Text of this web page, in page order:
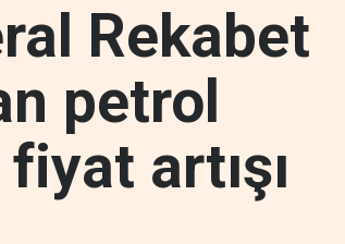
Rekabet
petrol
artışı